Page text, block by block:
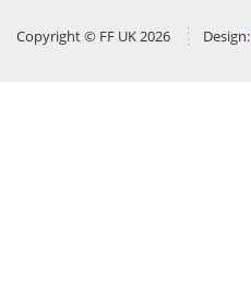
Copyright © FF UK 2026 Design: